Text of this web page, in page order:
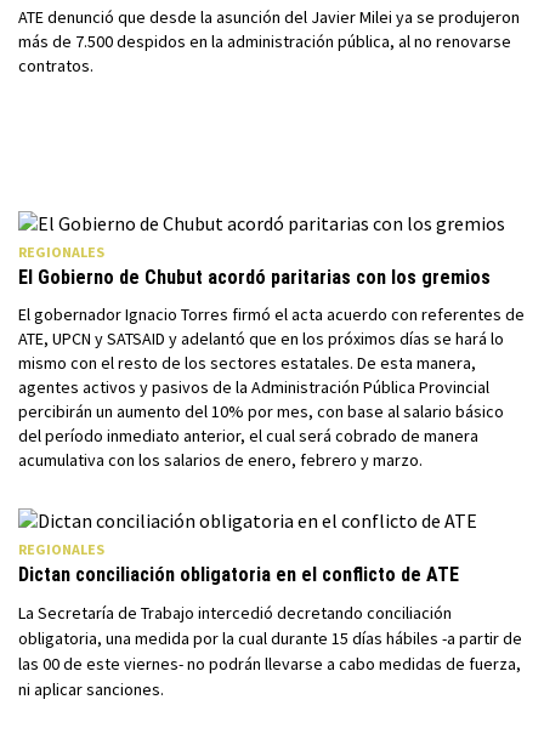
ATE denunció que desde la asunción del Javier Milei ya se produjeron
más de 7.500 despidos en la administración pública, al no renovarse
contratos.
REGIONALES
El Gobierno de Chubut acordó paritarias con los gremios
El gobernador Ignacio Torres firmó el acta acuerdo con referentes de
ATE, UPCN y SATSAID y adelantó que en los próximos días se hará lo
mismo con el resto de los sectores estatales. De esta manera,
agentes activos y pasivos de la Administración Pública Provincial
percibirán un aumento del 10% por mes, con base al salario básico
del período inmediato anterior, el cual será cobrado de manera
acumulativa con los salarios de enero, febrero y marzo.
REGIONALES
Dictan conciliación obligatoria en el conflicto de ATE
La Secretaría de Trabajo intercedió decretando conciliación
obligatoria, una medida por la cual durante 15 días hábiles -a partir de
las 00 de este viernes- no podrán llevarse a cabo medidas de fuerza,
ni aplicar sanciones.